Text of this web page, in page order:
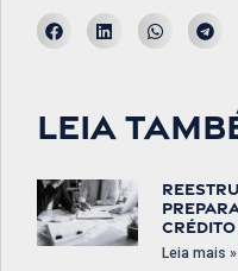
Leia
crédito
Leia mais »